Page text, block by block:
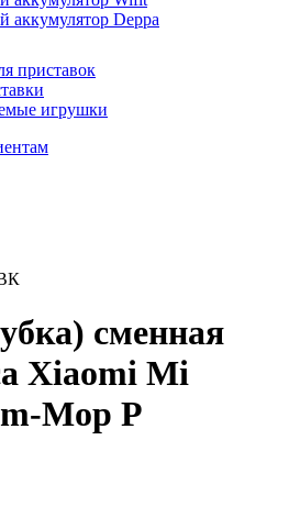
аккумулятор Deppa
приставок
игрушки
сменная
Xiaomi Mi
Mop P